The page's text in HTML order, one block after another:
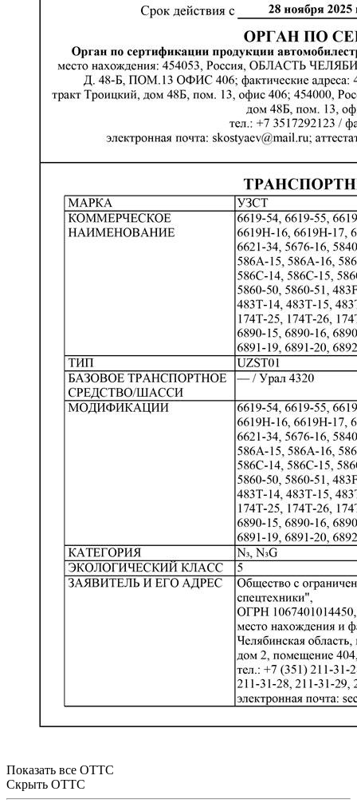
Показать все ОТТС
Скрыть ОТТС